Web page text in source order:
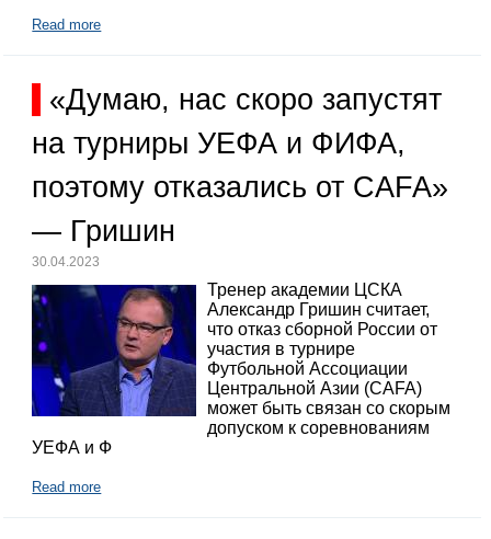
Read more
«Думаю, нас скоро запустят
на турниры УЕФА и ФИФА,
поэтому отказались от CAFA»
— Гришин
30.04.2023
Тренер академии ЦСКА
Александр Гришин считает,
что отказ сборной России от
участия в турнире
Футбольной Ассоциации
Центральной Азии (CAFA)
может быть связан со скорым
допуском к соревнованиям
УЕФА и Ф
Read more